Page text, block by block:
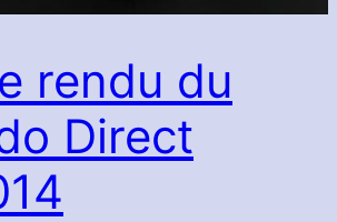
rendu du
Direct